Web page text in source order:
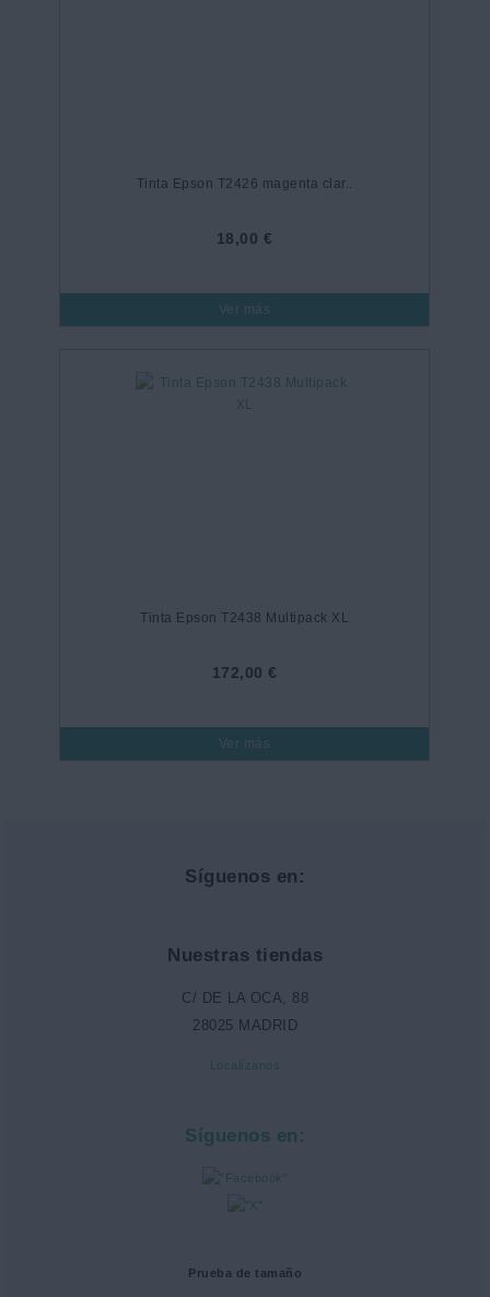
Tinta Epson T2426 magenta clar..
18,00 €
Ver más
Tinta Epson T2438 Multipack XL
172,00 €
Ver más
Síguenos en:
Nuestras tiendas
C/ DE LA OCA, 88
28025 MADRID
Localízanos
Síguenos en:
Prueba de tamaño